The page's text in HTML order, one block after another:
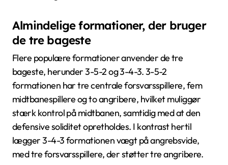
Almindelige formationer, der bruger
de tre bageste
Flere populære formationer anvender de tre
bageste, herunder 3-5-2 og 3-4-3. 3-5-2
formationen har tre centrale forsvarsspillere, fem
midtbanespillere og to angribere, hvilket muliggør
stærk kontrol på midtbanen, samtidig med at den
defensive soliditet opretholdes. I kontrast hertil
lægger 3-4-3 formationen vægt på angrebsvide,
med tre forsvarsspillere, der støtter tre angribere.